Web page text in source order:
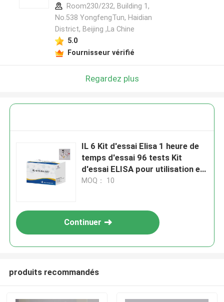
Room230/232, Building 1,
No.538 YongfengTun, Haidian
District, Beijing ,La Chine
5.0
Fournisseur vérifié
Regardez plus
IL 6 Kit d'essai Elisa 1 heure de
temps d'essai 96 tests Kit
d'essai ELISA pour utilisation en
laboratoire IVD
MOQ： 10
Continuer
produits recommandés